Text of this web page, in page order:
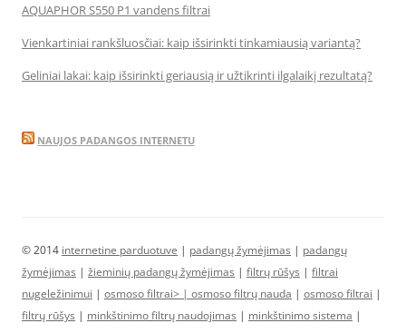
AQUAPHOR S550 P1 vandens filtrai
Vienkartiniai rankšluosčiai: kaip išsirinkti tinkamiausią variantą?
Geliniai lakai: kaip išsirinkti geriausią ir užtikrinti ilgalaikį rezultatą?
NAUJOS PADANGOS INTERNETU
© 2014 internetine parduotuve | padangų žymėjimas | padangų
žymėjimas | žieminių padangų žymėjimas | filtrų rūšys | filtrai
nugeležinimui | osmoso filtrai> | osmoso filtrų nauda | osmoso filtrai |
filtrų rūšys | minkštinimo filtrų naudojimas | minkštinimo sistema |